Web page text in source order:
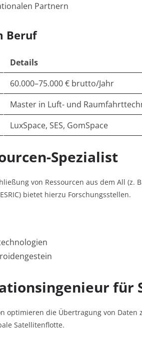
Partnern
Beruf
Details
60.000–75.000 € brutto/Jahr
Master in Luft- und
LuxSpace, SES, GomSpace
Spezialist
von Ressourcen aus dem All (z.
bietet hierzu Forschungsstellen.
für
optimieren die Übertragung von Daten
Satellitenflotte.